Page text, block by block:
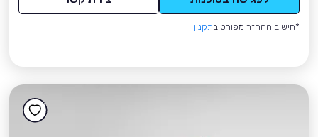
*חישוב ההחזר מפורט בתקנון